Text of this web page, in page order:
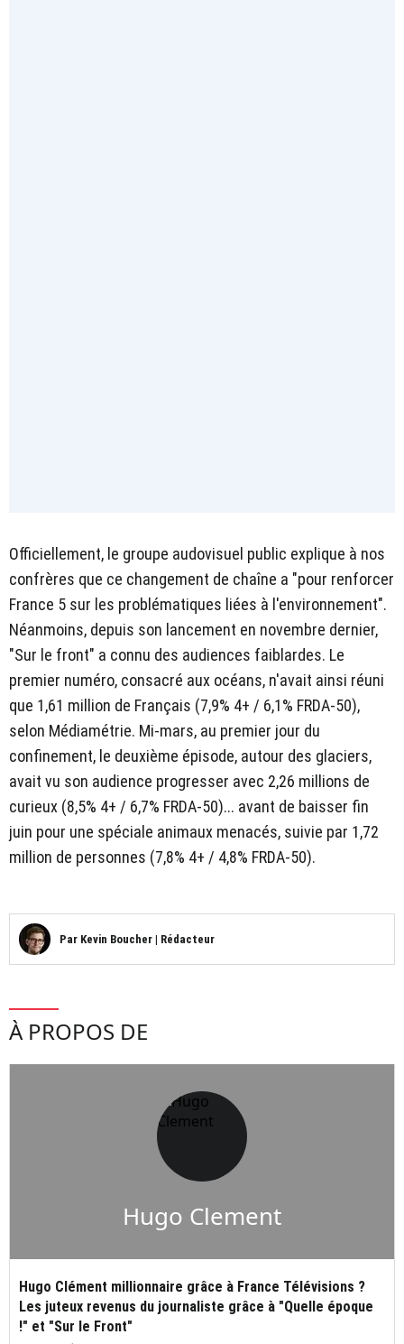
Officiellement, le groupe audovisuel public explique à nos
confrères que ce changement de chaîne a "pour renforcer
France 5 sur les problématiques liées à l'environnement".
Néanmoins, depuis son lancement en novembre dernier,
"Sur le front" a connu des audiences faiblardes. Le
premier numéro, consacré aux océans, n'avait ainsi réuni
que 1,61 million de Français (7,9% 4+ / 6,1% FRDA-50),
selon Médiamétrie. Mi-mars, au premier jour du
confinement, le deuxième épisode, autour des glaciers,
avait vu son audience progresser avec 2,26 millions de
curieux (8,5% 4+ / 6,7% FRDA-50)... avant de baisser fin
juin pour une spéciale animaux menacés, suivie par 1,72
million de personnes (7,8% 4+ / 4,8% FRDA-50).
Par Kevin Boucher | Rédacteur
À PROPOS DE
Hugo Clement
Hugo Clément millionnaire grâce à France Télévisions ?
Les juteux revenus du journaliste grâce à "Quelle époque
!" et "Sur le Front"